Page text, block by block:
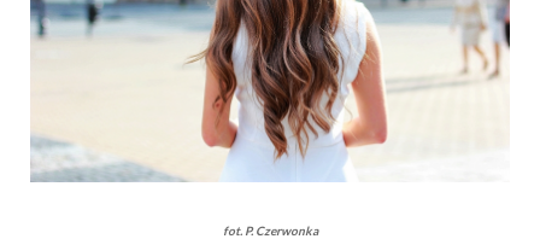
fot. P. Czerwonka